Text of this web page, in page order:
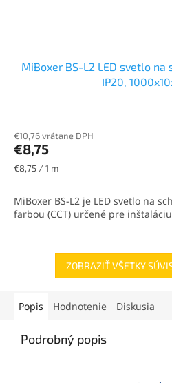
MiBoxer BS-L2 LED svetlo na
IP20,
€10,76 vrátane DPH
€8,75
Jednotková
€8,75 / 1 m
MiBoxer BS-L2 je LED svetlo na
farbou (CCT) určené pre
ZOBRAZIŤ VŠETKY
Popis Hodnotenie Diskusia
Podrobný popis